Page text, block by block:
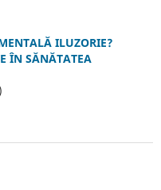
ILUZORIE?
ÎN SĂNĂTATEA